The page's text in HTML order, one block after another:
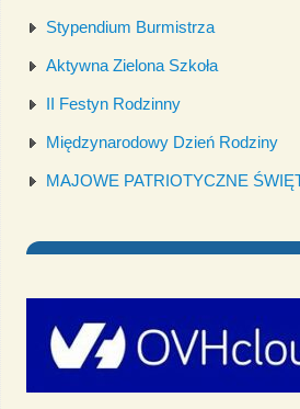
Stypendium Burmistrza
Aktywna Zielona Szkoła
II Festyn Rodzinny
Międzynarodowy Dzień Rodziny
MAJOWE PATRIOTYCZNE